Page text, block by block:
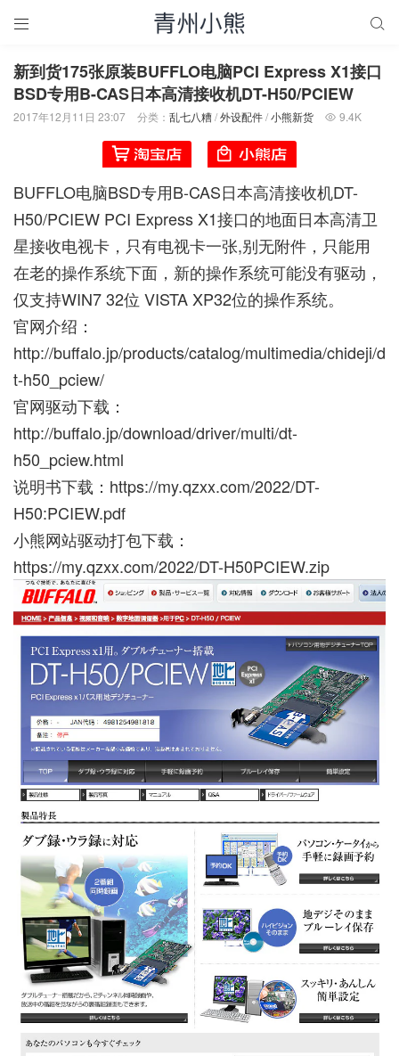
 
新到货175张原装BUFFLO电脑PCI Express X1接口
BSD专用B-CAS日本高清接收机DT-H50/PCIEW
2017年12月11日 23:07 分类： 乱七八糟/外设配件/小熊新货  9.4K
BUFFLO电脑BSD专用B-CAS日本高清接收机DT-
H50/PCIEW PCI Express X1接口的地面日本高清卫
星接收电视卡，只有电视卡一张,别无附件，只能用
在老的操作系统下面，新的操作系统可能没有驱动，
仅支持WIN7 32位 VISTA XP32位的操作系统。
官网介绍：
http://buffalo.jp/products/catalog/multimedia/chideji/d
t-h50_pciew/
官网驱动下载：
http://buffalo.jp/download/driver/multi/dt-
h50_pciew.html
说明书下载： https://my.qzxx.com/2022/DT-
H50:PCIEW.pdf
小熊网站驱动打包下载：
https://my.qzxx.com/2022/DT-H50PCIEW.zip